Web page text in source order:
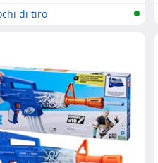
di tiro